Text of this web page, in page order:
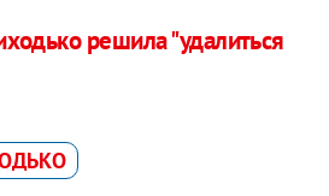
решила "удалиться